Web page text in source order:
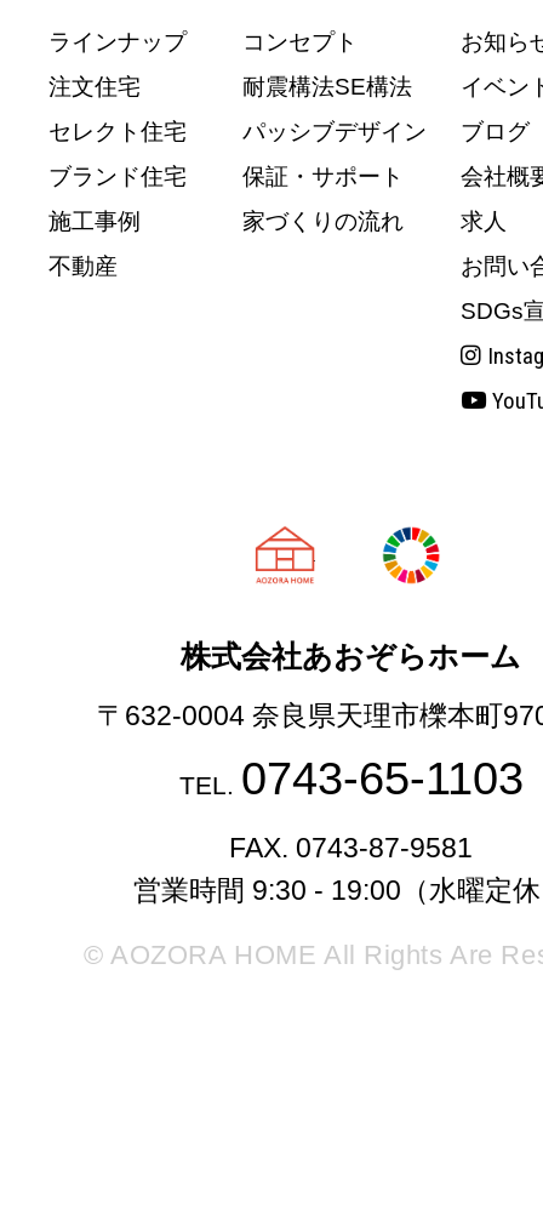
ラインナップ
注文住宅
セレクト住宅
ブランド住宅
施工事例
不動産
コンセプト
耐震構法SE構法
パッシブデザイン
保証・サポート
家づくりの流れ
お知ら
イベン
ブログ
会社概
求人
お問い
SDGs
天理市の注文
株式会社あおぞらホーム
〒632-0004 奈良県天理市櫟本町
TEL. 0743-65-1103
FAX. 0743-87-9581
営業時間 9:30 - 19:00（水曜定
© AOZORA HOME All Rights Are